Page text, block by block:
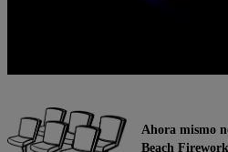
Ahora mismo
Beach